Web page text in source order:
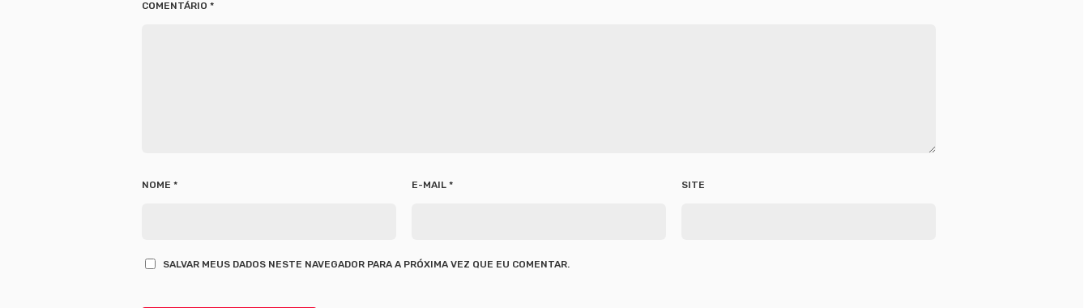
COMENTÁRIO *
NOME * E-MAIL* SITE
SALVAR MEUS DADOS NESTE NAVEGADOR PARA A PRÓXIMA VEZ QUE EU COMENTAR.